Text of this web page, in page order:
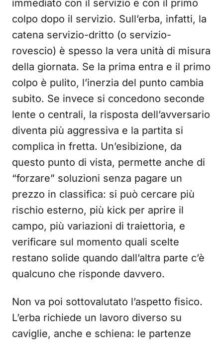
immediato con il servizio e con il primo
colpo dopo il servizio. Sull’erba, infatti, la
catena servizio-dritto (o servizio-
rovescio) è spesso la vera unità di misura
della giornata. Se la prima entra e il primo
colpo è pulito, l’inerzia del punto cambia
subito. Se invece si concedono seconde
lente o centrali, la risposta dell’avversario
diventa più aggressiva e la partita si
complica in fretta. Un’esibizione, da
questo punto di vista, permette anche di
“forzare” soluzioni senza pagare un
prezzo in classifica: si può cercare più
rischio esterno, più kick per aprire il
campo, più variazioni di traiettoria, e
verificare sul momento quali scelte
restano solide quando dall’altra parte c’è
qualcuno che risponde davvero.
Non va poi sottovalutato l’aspetto fisico.
L’erba richiede un lavoro diverso su
caviglie, anche e schiena: le partenze